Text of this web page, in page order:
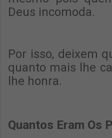
Deus incomoda.
Por isso, deixem
quanto mais lhe
lhe honra.
Quantos Eram Os